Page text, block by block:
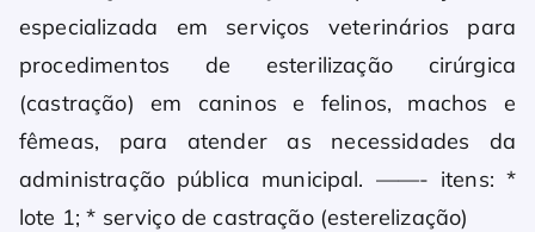
especializada em serviços veterinários para
procedimentos de esterilização cirúrgica
(castração) em caninos e felinos, machos e
fêmeas, para atender as necessidades da
administração pública municipal. ——- itens: *
lote 1; * serviço de castração (esterelização)